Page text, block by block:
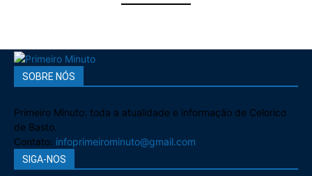
SOBRE NÓS
Primeiro Minuto: toda a atualidade e informação de Celorico
de Basto.
Contato: infoprimeirominuto@gmail.com
SIGA-NOS